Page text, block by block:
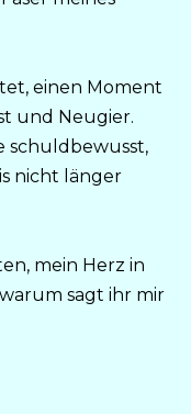
einen Moment
und Neugier.
schuldbewusst,
nicht länger
mein Herz in
sagt ihr mir